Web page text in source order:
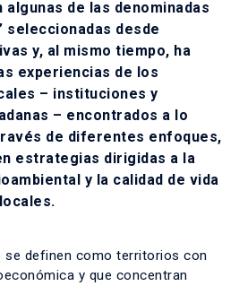
de las denominadas
seleccionadas desde
y, al mismo tiempo, ha
experiencias de los
– instituciones y
– encontrados a lo
de diferentes enfoques,
estrategias dirigidas a la
y la calidad de vida
definen como territorios con
y que concentran